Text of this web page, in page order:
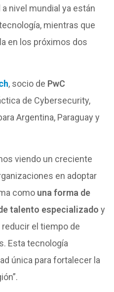
nivel mundial ya están
mientras que
en los próximos dos
, socio de PwC
de Cybersecurity,
Argentina, Paraguay y
viendo un creciente
en adoptar
como una forma de
talento especializado y
el tiempo de
Esta tecnología
única para fortalecer la